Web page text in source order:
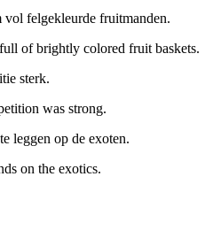
felgekleurde fruitmanden.
of brightly colored fruit baskets.
sterk.
was strong.
leggen op de exoten.
on the exotics.